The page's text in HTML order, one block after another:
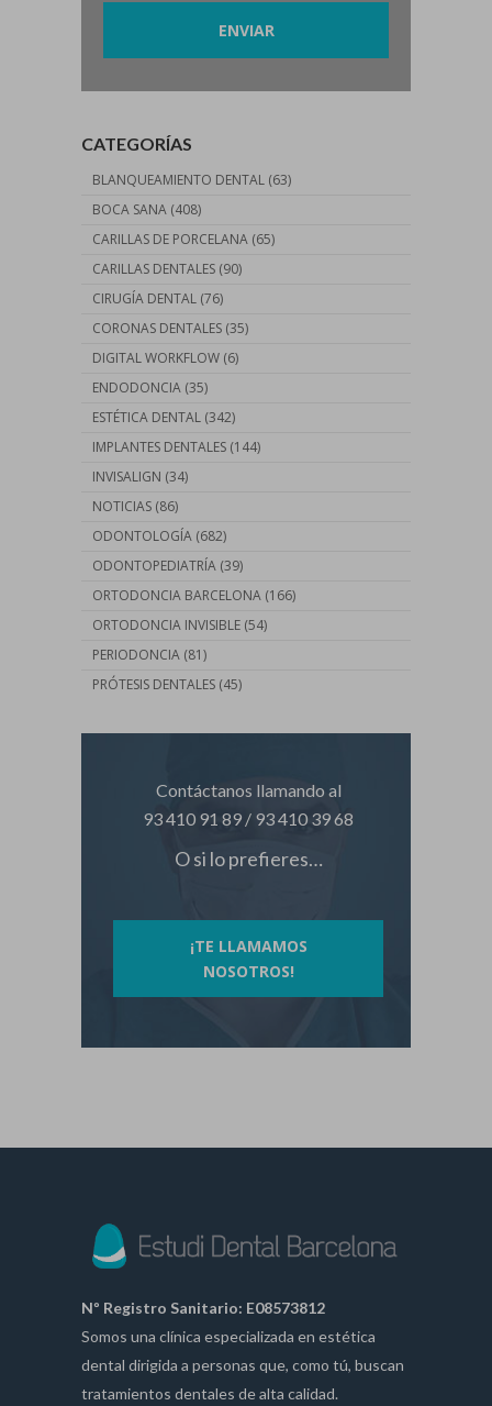
CATEGORÍAS
BLANQUEAMIENTO DENTAL (63)
BOCA SANA (408)
CARILLAS DE PORCELANA (65)
CARILLAS DENTALES (90)
CIRUGÍA DENTAL (76)
CORONAS DENTALES (35)
DIGITAL WORKFLOW (6)
ENDODONCIA (35)
ESTÉTICA DENTAL (342)
IMPLANTES DENTALES (144)
INVISALIGN (34)
NOTICIAS (86)
ODONTOLOGÍA (682)
ODONTOPEDIATRÍA (39)
ORTODONCIA BARCELONA (166)
ORTODONCIA INVISIBLE (54)
PERIODONCIA (81)
PRÓTESIS DENTALES (45)
Contáctanos llamando al
93 410 91 89 / 93 410 39 68
O si lo prefieres…
¡TE LLAMAMOS
NOSOTROS!
Nº Registro Sanitario: E08573812
Somos una clínica especializada en estética
dental dirigida a personas que, como tú, buscan
tratamientos dentales de alta calidad.